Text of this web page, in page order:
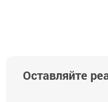
Оставляйте